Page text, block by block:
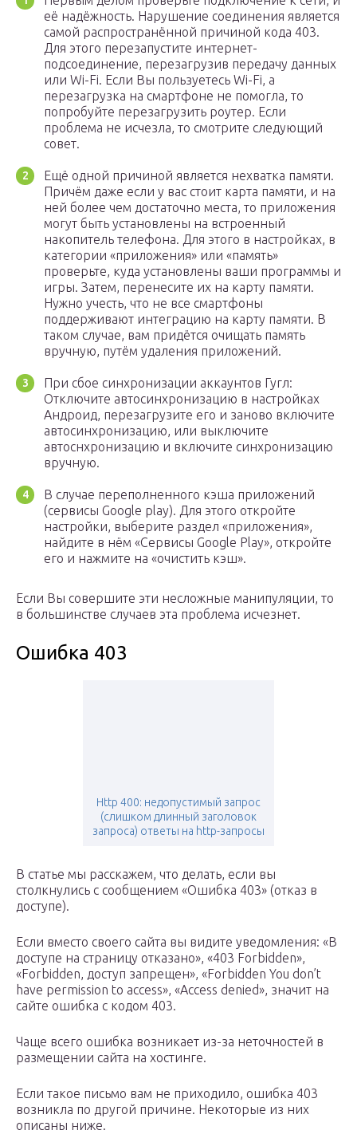
её надёжность. Нарушение соединения является
самой распространённой причиной кода 403.
Для этого перезапустите интернет-
подсоединение, перезагрузив передачу данных
или Wi-Fi. Если Вы пользуетесь Wi-Fi, а
перезагрузка на смартфоне не помогла, то
попробуйте перезагрузить роутер. Если
проблема не исчезла, то смотрите следующий
совет.
Ещё одной причиной является нехватка памяти.
Причём даже если у вас стоит карта памяти, и на
ней более чем достаточно места, то приложения
могут быть установлены на встроенный
накопитель телефона. Для этого в настройках, в
категории «приложения» или «память»
проверьте, куда установлены ваши программы и
игры. Затем, перенесите их на карту памяти.
Нужно учесть, что не все смартфоны
поддерживают интеграцию на карту памяти. В
таком случае, вам придётся очищать память
вручную, путём удаления приложений.
При сбое синхронизации аккаунтов Гугл:
Отключите автосинхронизацию в настройках
Андроид, перезагрузите его и заново включите
автосинхронизацию, или выключите
автоснхронизацию и включите синхронизацию
вручную.
В случае переполненного кэша приложений
(сервисы Google play). Для этого откройте
настройки, выберите раздел «приложения»,
найдите в нём «Сервисы Google Play», откройте
его и нажмите на «очистить кэш».
Если Вы совершите эти несложные манипуляции, то
в большинстве случаев эта проблема исчезнет.
Ошибка 403
Http 400: недопустимый запрос
(слишком длинный заголовок
запроса) ответы на http-запросы
​В статье мы расскажем, что делать, если вы
столкнулись с сообщением «Ошибка 403» (отказ в
доступе).
Если вместо своего сайта вы видите уведомления: «В
доступе на страницу отказано», «403 Forbidden»,
«Forbidden, доступ запрещен», «Forbidden You don’t
have permission to access», «Access denied», значит на
сайте ошибка с кодом 403.
Чаще всего ошибка возникает из-за неточностей в
размещении сайта на хостинге.
Если такое письмо вам не приходило, ошибка 403
возникла по другой причине. Некоторые из них
описаны ниже.